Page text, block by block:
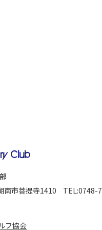
南市菩提寺1410 TEL:0748-
フ協会